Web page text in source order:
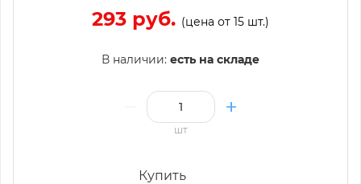
293 руб. (цена от 15 шт.)
В наличии: есть на складе
шт
Купить